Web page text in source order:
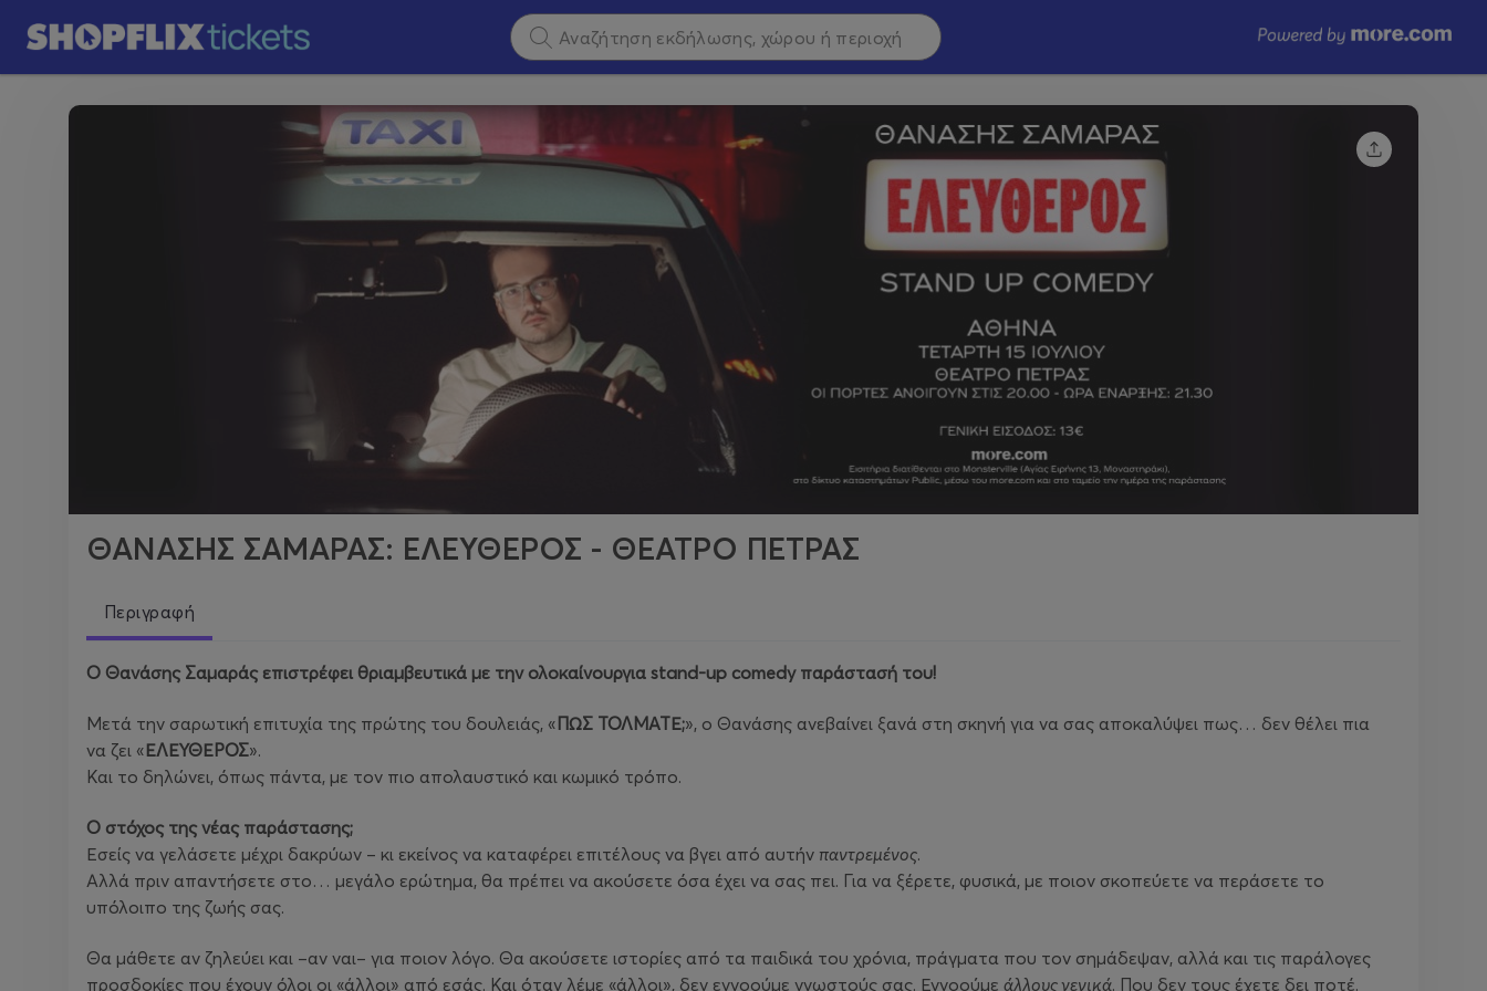
ΘΑΝΑΣΗΣ ΣΑΜΑΡΑΣ: ΕΛΕΥΘΕΡΟΣ - ΘΕΑΤΡΟ ΠΕΤΡΑΣ
Περιγραφή
Ο Θανάσης Σαμαράς επιστρέφει θριαμβευτικά με την ολοκαίνουργια stand-up comedy παράστασή του!
Μετά την σαρωτική επιτυχία της πρώτης του δουλειάς, «ΠΩΣ ΤΟΛΜΑΤΕ;», ο Θανάσης ανεβαίνει ξανά στη σκηνή για να σας αποκαλύψει πως… δεν θέλει πια
να ζει «ΕΛΕΥΘΕΡΟΣ».
Και το δηλώνει, όπως πάντα, με τον πιο απολαυστικό και κωμικό τρόπο.
Ο στόχος της νέας παράστασης;
Εσείς να γελάσετε μέχρι δακρύων – κι εκείνος να καταφέρει επιτέλους να βγει από αυτήν παντρεμένος.
Αλλά πριν απαντήσετε στο… μεγάλο ερώτημα, θα πρέπει να ακούσετε όσα έχει να σας πει. Για να ξέρετε, φυσικά, με ποιον σκοπεύετε να περάσετε το
υπόλοιπο της ζωής σας.
Θα μάθετε αν ζηλεύει και –αν ναι– για ποιον λόγο. Θα ακούσετε ιστορίες από τα παιδικά του χρόνια, πράγματα που τον σημάδεψαν, αλλά και τις παράλογες
προσδοκίες που έχουν όλοι οι «άλλοι» από εσάς. Και όταν λέμε «άλλοι», δεν εννοούμε γνωστούς σας. Εννοούμε άλλους γενικά. Που δεν τους έχετε δει ποτέ.